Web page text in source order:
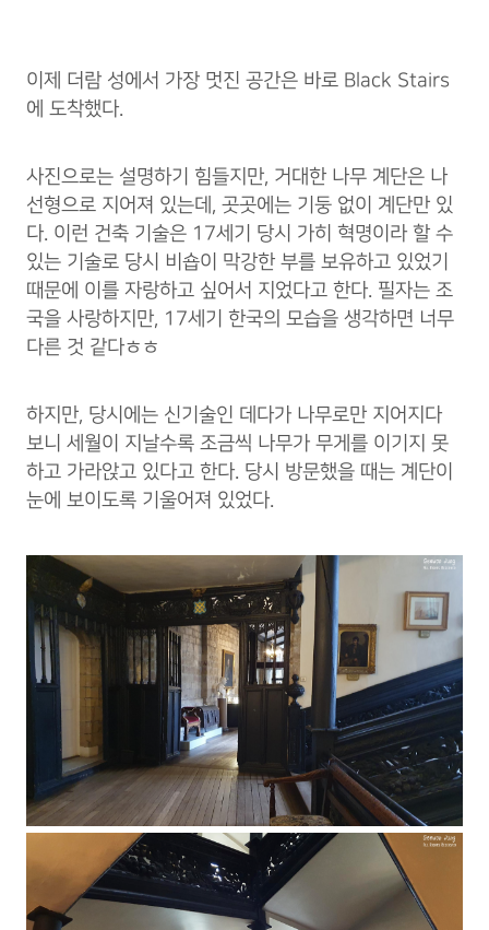
이제 더람 성에서 가장 멋진 공간은 바로 Black Stairs
에 도착했다.
사진으로는 설명하기 힘들지만, 거대한 나무 계단은 나
선형으로 지어져 있는데, 곳곳에는 기둥 없이 계단만 있
다. 이런 건축 기술은 17세기 당시 가히 혁명이라 할 수
있는 기술로 당시 비숍이 막강한 부를 보유하고 있었기
때문에 이를 자랑하고 싶어서 지었다고 한다. 필자는 조
국을 사랑하지만, 17세기 한국의 모습을 생각하면 너무
다른 것 같다ㅎㅎ
하지만, 당시에는 신기술인 데다가 나무로만 지어지다
보니 세월이 지날수록 조금씩 나무가 무게를 이기지 못
하고 가라앉고 있다고 한다. 당시 방문했을 때는 계단이
눈에 보이도록 기울어져 있었다.